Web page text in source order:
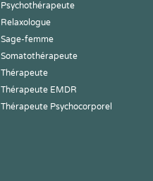
Psychothérapeute
Relaxologue
Sage-femme
Somatothérapeute
Thérapeute
Thérapeute EMDR
Thérapeute Psychocorporel